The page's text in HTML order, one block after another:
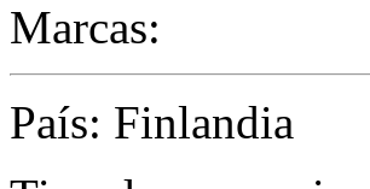
Marcas:
País: Finlandia